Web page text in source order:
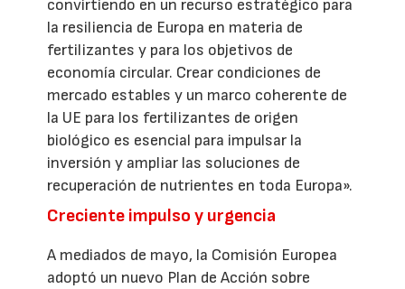
convirtiendo en un recurso estratégico para
la resiliencia de Europa en materia de
fertilizantes y para los objetivos de
economía circular. Crear condiciones de
mercado estables y un marco coherente de
la UE para los fertilizantes de origen
biológico es esencial para impulsar la
inversión y ampliar las soluciones de
recuperación de nutrientes en toda Europa».
Creciente impulso y urgencia
A mediados de mayo, la Comisión Europea
adoptó un nuevo Plan de Acción sobre